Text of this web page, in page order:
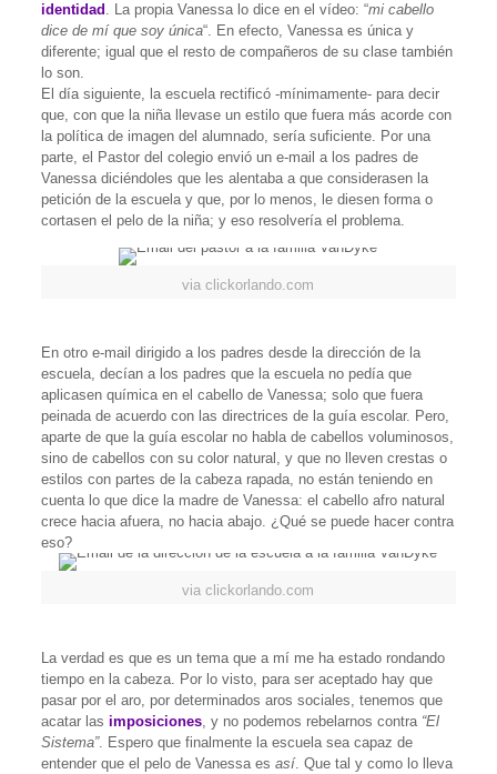
identidad . La propia Vanessa lo dice en el vídeo: “mi cabello
dice de mí que soy única“. En efecto, Vanessa es única y
diferente; igual que el resto de compañeros de su clase también
lo son.
El día siguiente, la escuela rectificó -mínimamente- para decir
que, con que la niña llevase un estilo que fuera más acorde con
la política de imagen del alumnado, sería suficiente. Por una
parte, el Pastor del colegio envió un e-mail a los padres de
Vanessa diciéndoles que les alentaba a que considerasen la
petición de la escuela y que, por lo menos, le diesen forma o
cortasen el pelo de la niña; y eso resolvería el problema.
via clickorlando.com
En otro e-mail dirigido a los padres desde la dirección de la
escuela, decían a los padres que la escuela no pedía que
aplicasen química en el cabello de Vanessa; solo que fuera
peinada de acuerdo con las directrices de la guía escolar. Pero,
aparte de que la guía escolar no habla de cabellos voluminosos,
sino de cabellos con su color natural, y que no lleven crestas o
estilos con partes de la cabeza rapada, no están teniendo en
cuenta lo que dice la madre de Vanessa: el cabello afro natural
crece hacia afuera, no hacia abajo. ¿Qué se puede hacer contra
eso?
via clickorlando.com
La verdad es que es un tema que a mí me ha estado rondando
tiempo en la cabeza. Por lo visto, para ser aceptado hay que
pasar por el aro, por determinados aros sociales, tenemos que
acatar las imposiciones, y no podemos rebelarnos contra “El
Sistema”. Espero que finalmente la escuela sea capaz de
entender que el pelo de Vanessa es así. Que tal y como lo lleva